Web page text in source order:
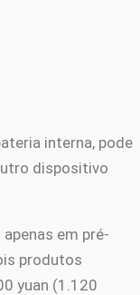
interna, pode
dispositivo
em pré-
produtos
yuan (1.120